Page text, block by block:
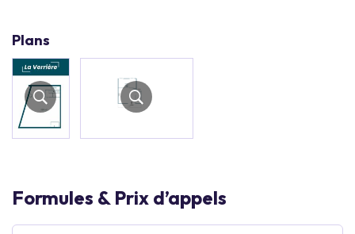
Plans
Formules & Prix d’appels